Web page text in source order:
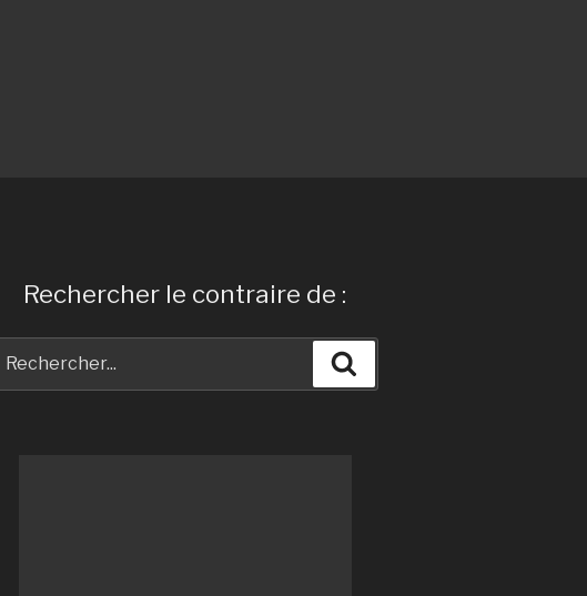
Rechercher le contraire de :
pour